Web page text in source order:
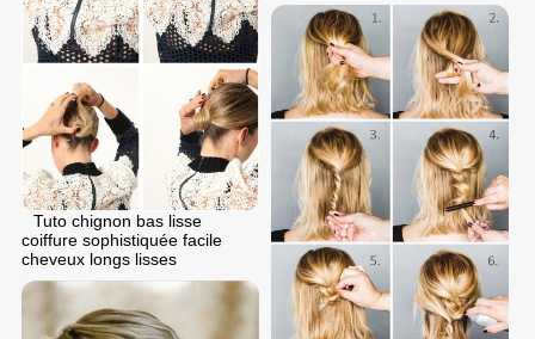
Tuto chignon bas lisse
coiffure sophistiquée facile
cheveux longs lisses